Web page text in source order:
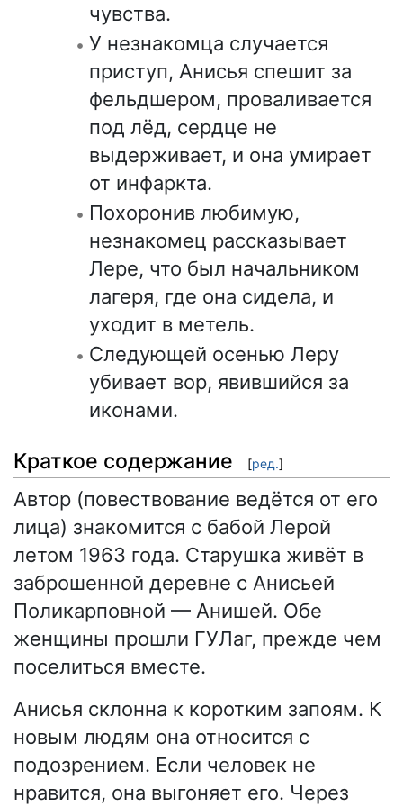
чувства.
У незнакомца случается
приступ, Анисья спешит за
фельдшером, проваливается
под лёд, сердце не
выдерживает, и она умирает
от инфаркта.
Похоронив любимую,
незнакомец рассказывает
Лере, что был начальником
лагеря, где она сидела, и
уходит в метель.
Следующей осенью Леру
убивает вор, явившийся за
иконами.
Краткое содержание [ред.]
Автор (повествование ведётся от его
лица) знакомится с бабой Лерой
летом 1963 года. Старушка живёт в
заброшенной деревне с Анисьей
Поликарповной — Анишей. Обе
женщины прошли ГУЛаг, прежде чем
поселиться вместе.
Анисья склонна к коротким запоям. К
новым людям она относится с
подозрением. Если человек не
нравится, она выгоняет его. Через